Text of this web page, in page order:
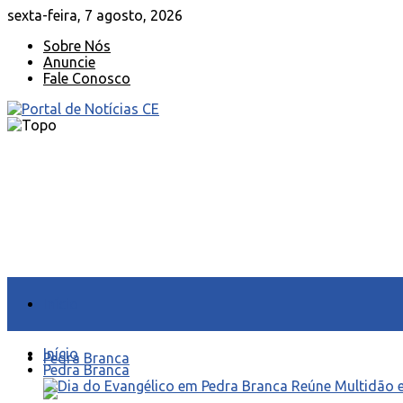
sexta-feira, 7 agosto, 2026
Sobre Nós
Anuncie
Fale Conosco
Pedra Branca
Início
Pedra Branca